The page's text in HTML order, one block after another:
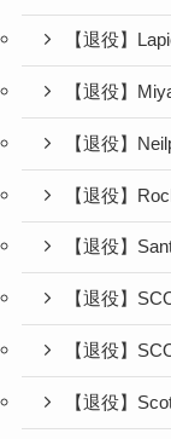
【退役】
【退役】
【退役】
【退役】
【退役】
【退役】
【退役】
【退役】